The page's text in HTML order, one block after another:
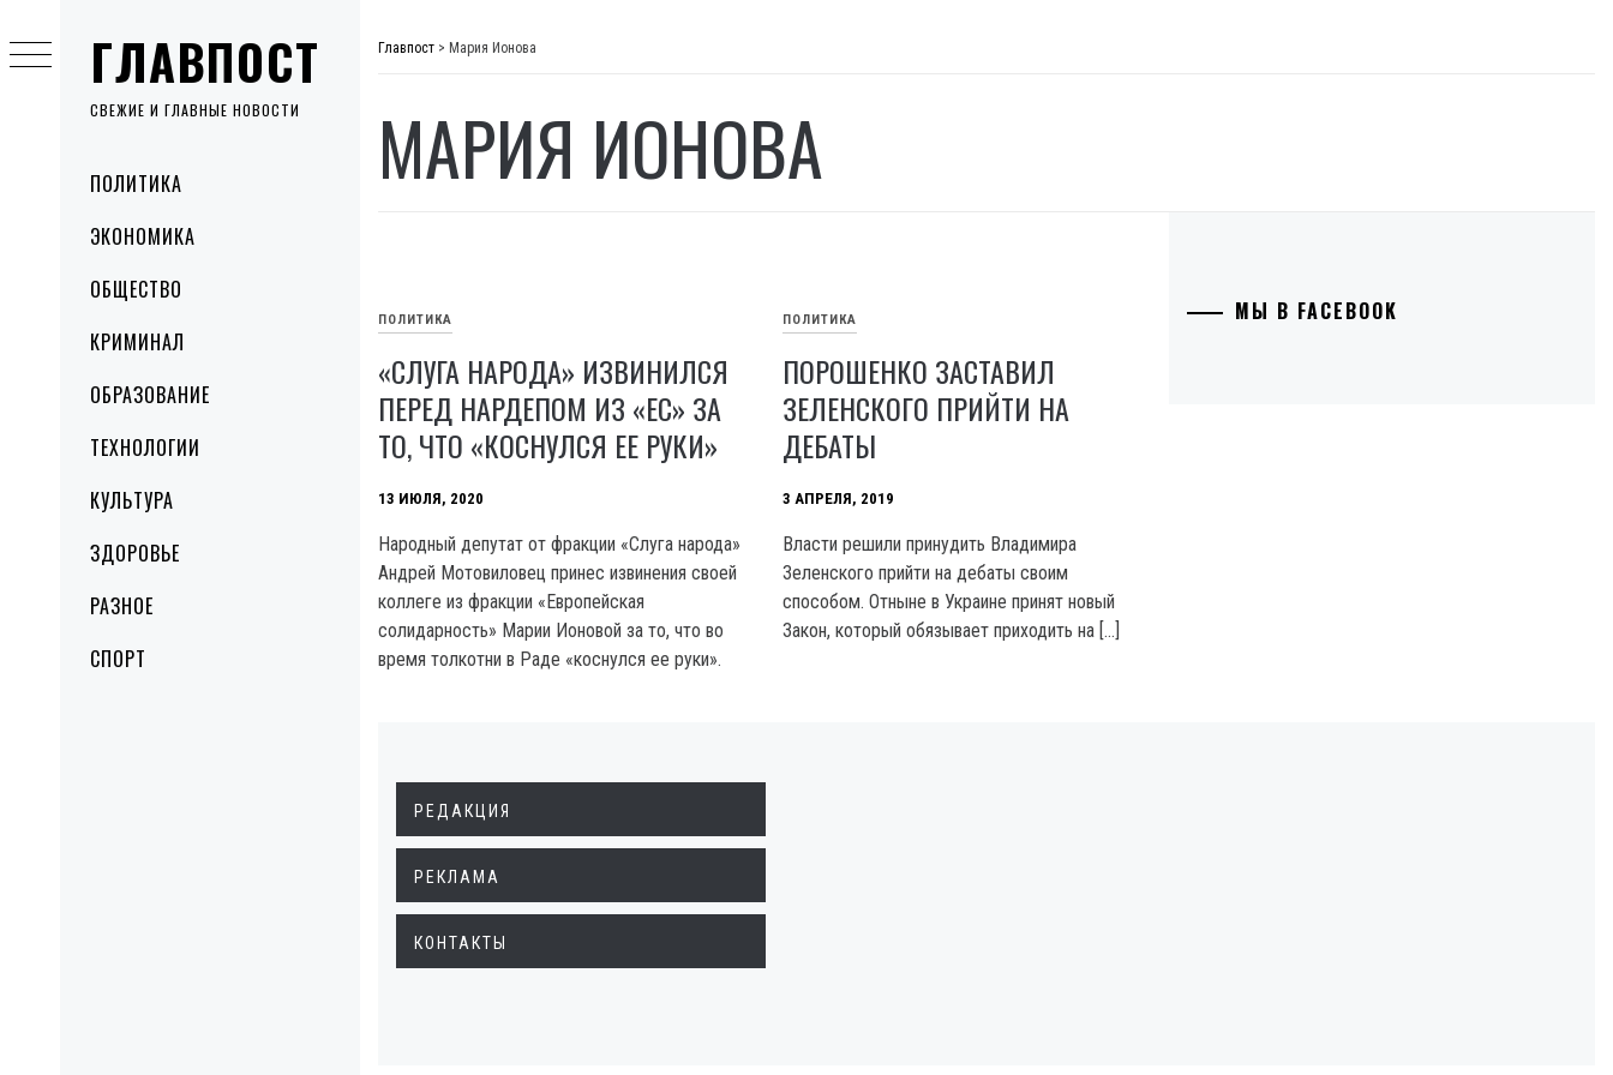
ГЛАВПОСТ
СВЕЖИЕ И ГЛАВНЫЕ НОВОСТИ
MenuПОЛИТИКА
ЭКОНОМИКА
ОБЩЕСТВО
КРИМИНАЛ
ОБРАЗОВАНИЕ
ТЕХНОЛОГИИ
КУЛЬТУРА
ЗДОРОВЬЕ
РАЗНОЕ
СПОРТ
to
content
Главпост > Мария Ионова
МАРИЯ ИОНОВА
ПОЛИТИКА
«СЛУГА НАРОДА» ИЗВИНИЛСЯ
ПЕРЕД НАРДЕПОМ ИЗ «ЕС» ЗА
ТО, ЧТО «КОСНУЛСЯ ЕЕ РУКИ»
13 ИЮЛЯ, 2020
Народный депутат от фракции «Слуга народа»
Андрей Мотовиловец принес извинения своей
коллеге из фракции «Европейская
солидарность» Марии Ионовой за то, что во
время толкотни в Раде «коснулся ее руки».
ПОЛИТИКА
ПОРОШЕНКО ЗАСТАВИЛ
ЗЕЛЕНСКОГО ПРИЙТИ НА
ДЕБАТЫ
3 АПРЕЛЯ, 2019
Власти решили принудить Владимира
Зеленского прийти на дебаты своим
способом. Отныне в Украине принят новый
Закон, который обязывает приходить на […]
МЫ В FACEBOOK
РЕДАКЦИЯ
РЕКЛАМА
КОНТАКТЫ